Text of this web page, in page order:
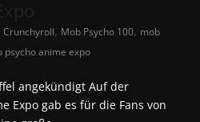
Crunchyroll, Mob Psycho 100, mob
psycho anime expo
angekündigt Auf der
Expo gab es für die Fans von